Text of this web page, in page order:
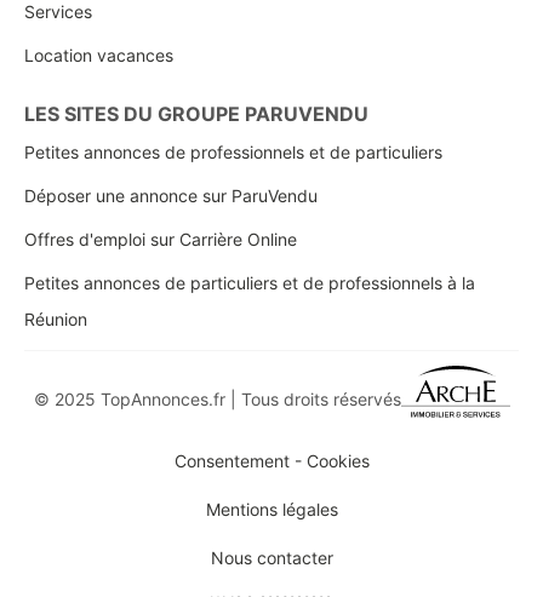
Services
Location vacances
LES SITES DU GROUPE PARUVENDU
Petites annonces de professionnels et de particuliers
Déposer une annonce sur ParuVendu
Offres d'emploi sur Carrière Online
Petites annonces de particuliers et de professionnels à la
Réunion
© 2025 TopAnnonces.fr | Tous droits réservés
Consentement - Cookies
Mentions légales
Nous contacter